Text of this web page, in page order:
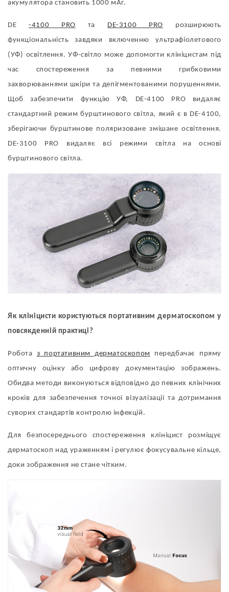
акумулятора становить 1000 мАг.
DE-4100 PRO та DE-3100 PRO розширюють
функціональність завдяки включенню ультрафіолетового
(УФ) освітлення. УФ-світло може допомогти клініцистам під
час спостереження за певними грибковими
захворюваннями шкіри та депігментованими порушеннями.
Щоб забезпечити функцію УФ, DE-4100 PRO видаляє
стандартний режим бурштинового світла, який є в DE-4100,
зберігаючи бурштинове поляризоване змішане освітлення.
DE-3100 PRO видаляє всі режими світла на основі
бурштинового світла.
Як клініцисти користуються портативним дерматоскопом у
повсякденній практиці?
Робота з портативним дерматоскопом
передбачає пряму
оптичну оцінку або цифрову документацію зображень.
Обидва методи виконуються відповідно до певних клінічних
кроків для забезпечення точної візуалізації та дотримання
суворих стандартів контролю інфекцій.
Для безпосереднього спостереження клініцист розміщує
дерматоскоп над ураженням і регулює фокусувальне кільце,
доки зображення не стане чітким.